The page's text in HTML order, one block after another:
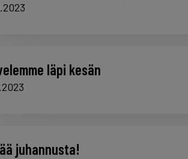
läpi kesän
juhannusta!